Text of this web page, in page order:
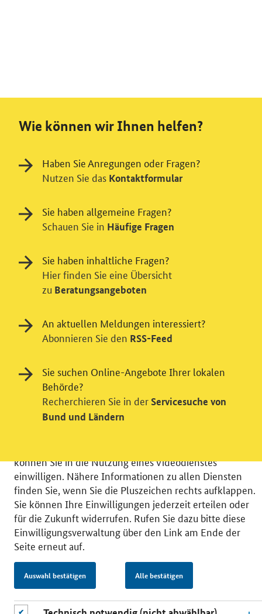
© 2026 Bundesministerium für Wirtschaft und Energie
RSS
Benutzerhinweise
Inhaltsverzeichnis
Impressum
Barrierefreiheit
Einwilligungsverwaltung
Videodienst
Wir bitten Sie an dieser Stelle um Ihre Einwilligung für
verschiedene Zusatzdienste unserer Webseite: Wir
möchten die Nutzeraktivität mit Hilfe
können Sie in die Nutzung eines Videodienstes
einwilligen. Nähere Informationen zu allen Diensten
finden Sie, wenn Sie die Pluszeichen rechts aufklappen.
Sie können Ihre Einwilligungen jederzeit erteilen oder
für die Zukunft widerrufen. Rufen Sie dazu bitte diese
Einwilligungsverwaltung über den Link am Ende der
Seite erneut auf.
Auswahl bestätigen Alle bestätigen
Wie können wir Ihnen helfen?
Haben Sie Anregungen oder Fragen?
Nutzen Sie das Kontaktformular
Sie haben allgemeine Fragen?
Schauen Sie in Häufige Fragen
Sie haben inhaltliche Fragen?
Hier finden Sie eine Übersicht
zu Beratungsangeboten
An aktuellen Meldungen interessiert?
Abonnieren Sie den RSS-Feed
Sie suchen Online-Angebote Ihrer lokalen
Behörde?
Recherchieren Sie in der Servicesuche von
Bund und Ländern